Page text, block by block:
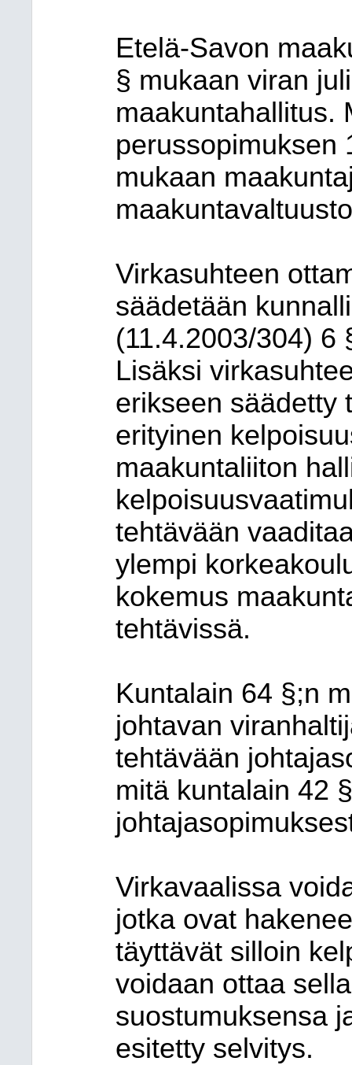
Etelä-Savon
§ mukaan viran
maakuntahallitus.
perussopimuksen
mukaan
Virkasuhteen
säädetään
(11.4.2003/304) 6
Lisäksi
erikseen säädetty
erityinen
maakuntaliiton
tehtävään
ylempi
kokemus
tehtävissä.
Kuntalain 64 §;n
johtavan
tehtävään
mitä kuntalain 42
Virkavaalissa
jotka ovat
täyttävät silloin
voidaan ottaa
suostumuksensa
esitetty selvitys.